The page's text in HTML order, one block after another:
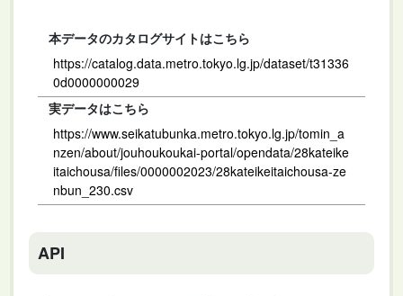
本データのカタログサイトはこちら
https://catalog.data.metro.tokyo.lg.jp/dataset/t31336
0d0000000029
実データはこちら
https://www.seikatubunka.metro.tokyo.lg.jp/tomin_a
nzen/about/jouhoukoukai-portal/opendata/28kateike
itaichousa/files/0000002023/28kateikeitaichousa-ze
nbun_230.csv
API